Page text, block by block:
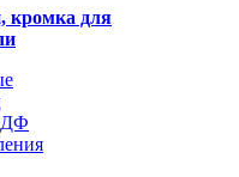
кромка для